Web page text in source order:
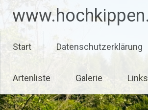
Inhalt
springen
Start Datenschutzerklärung
Artenliste Galerie Links